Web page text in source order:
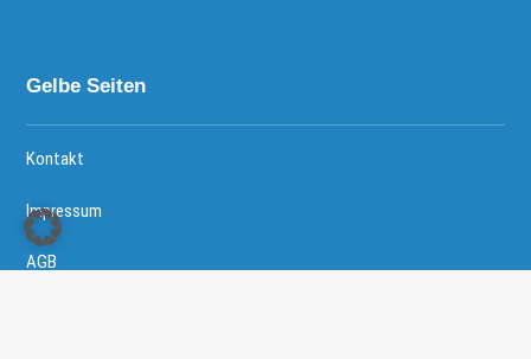
Gelbe Seiten
Kontakt
Impressum
AGB